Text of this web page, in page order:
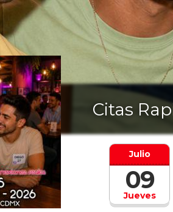
Citas
Jueves
Julio
09